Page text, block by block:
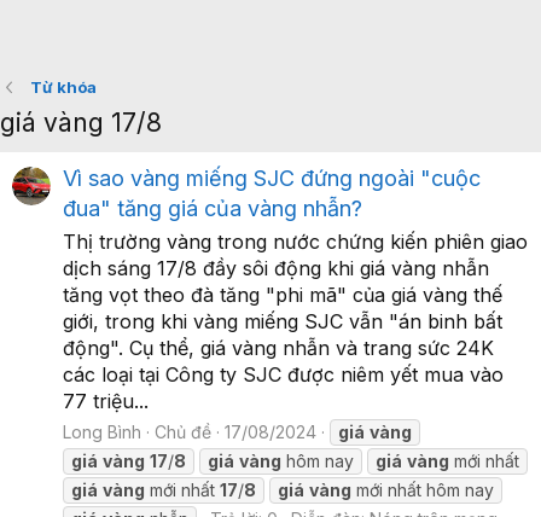
Từ khóa
giá vàng 17/8
Vì sao vàng miếng SJC đứng ngoài "cuộc
đua" tăng giá của vàng nhẫn?
Thị trường vàng trong nước chứng kiến phiên giao
dịch sáng 17/8 đầy sôi động khi giá vàng nhẫn
tăng vọt theo đà tăng "phi mã" của giá vàng thế
giới, trong khi vàng miếng SJC vẫn "án binh bất
động". Cụ thể, giá vàng nhẫn và trang sức 24K
các loại tại Công ty SJC được niêm yết mua vào
77 triệu...
Long Bình Chủ đề 17/08/2024 giá vàng
giá vàng 17/8 giá vàng hôm nay giá vàng mới nhất
giá vàng mới nhất 17/8 giá vàng mới nhất hôm nay